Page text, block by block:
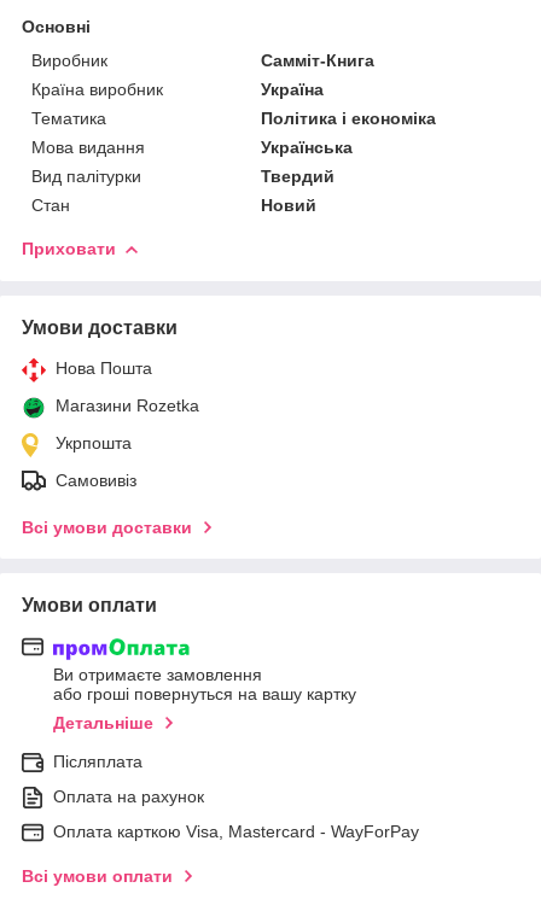
Основні
Виробник
Самміт-Книга
Країна виробник
Україна
Тематика
Політика і економіка
Мова видання
Українська
Вид палітурки
Твердий
Стан
Новий
Приховати
Умови доставки
Нова Пошта
Магазини Rozetka
Укрпошта
Самовивіз
Всі умови доставки
Умови оплати
Ви отримаєте замовлення
або гроші повернуться на вашу картку
Детальніше
Післяплата
Оплата на рахунок
Оплата карткою Visa, Mastercard - WayForPay
Всі умови оплати